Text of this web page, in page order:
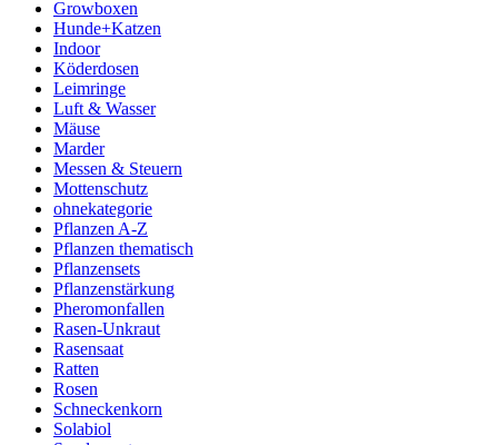
Growboxen
Hunde+Katzen
Indoor
Köderdosen
Leimringe
Luft & Wasser
Mäuse
Marder
Messen & Steuern
Mottenschutz
ohnekategorie
Pflanzen A-Z
Pflanzen thematisch
Pflanzensets
Pflanzenstärkung
Pheromonfallen
Rasen-Unkraut
Rasensaat
Ratten
Rosen
Schneckenkorn
Solabiol